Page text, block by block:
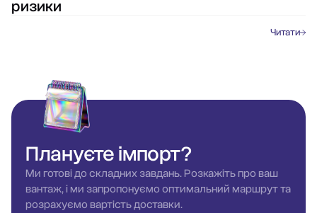
ризики
Читати
Плануєтеімпорт?
Ми готові до складних завдань. Розкажіть про ваш
вантаж, і ми запропонуємо оптимальний маршрут та
розрахуємо вартість доставки.